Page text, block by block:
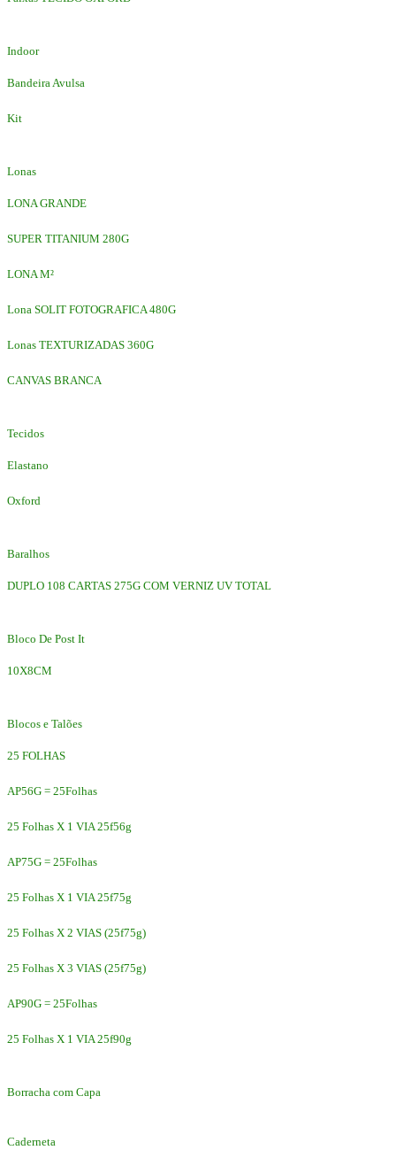
Indoor
Bandeira Avulsa
Kit
Lonas
LONA GRANDE
SUPER TITANIUM 280G
LONA M²
Lona SOLIT FOTOGRAFICA 480G
Lonas TEXTURIZADAS 360G
CANVAS BRANCA
Tecidos
Elastano
Oxford
Baralhos
DUPLO 108 CARTAS 275G COM VERNIZ UV TOTAL
Bloco De Post It
10X8CM
Blocos e Talões
25 FOLHAS
AP56G = 25Folhas
25 Folhas X 1 VIA 25f56g
AP75G = 25Folhas
25 Folhas X 1 VIA 25f75g
25 Folhas X 2 VIAS (25f75g)
25 Folhas X 3 VIAS (25f75g)
AP90G = 25Folhas
25 Folhas X 1 VIA 25f90g
Borracha com Capa
Caderneta